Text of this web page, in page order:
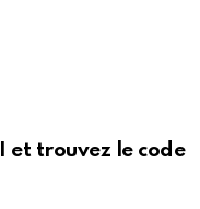
et trouvez le code